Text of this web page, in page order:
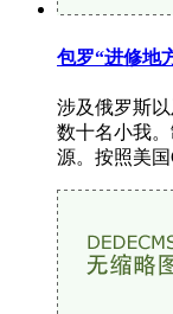
包罗“进修地
涉及俄罗斯
数十名小我
源。按照美